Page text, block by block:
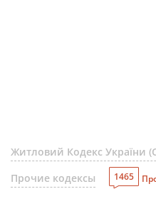
Житловий Кодекс України
Прочие кодексы
1465